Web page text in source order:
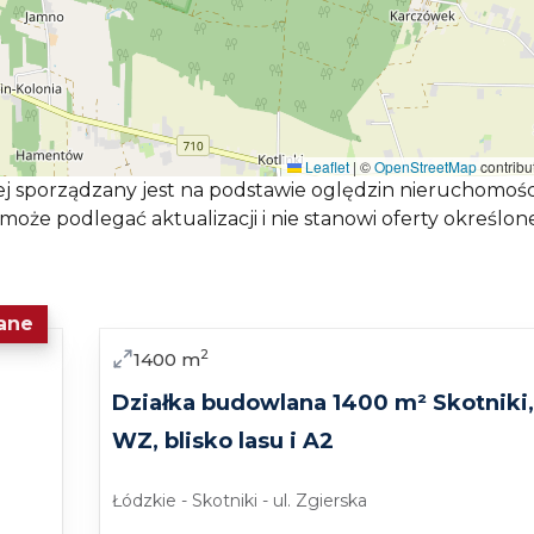
zieleni i swobody aranżacyjnej. Sprawdzi się jako
rekreacyjnego lub nieruchomości z dużym ogrodem.
spokojnej lokalizacji, obecności stawu oraz
z dziećmi, osób ceniących ciszę, inwestorów
Szadek, a także klientów, którzy chcą stworzyć
Góry Prusinowskie.
nieruchomości.
Leaflet | ©OpenStreetMap
jest na podstawie oględzin
podlegać aktualizacji i nie stanowi oferty
Sprzedaż
1400 m2
Działka budowlana 1400 m² Skotniki,
WZ, blisko lasu i A2
Łódzkie - Skotniki - ul. Zgierska